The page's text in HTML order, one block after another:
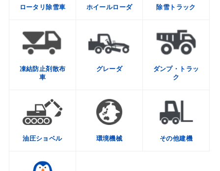
ロータリ除雪車 ホイールローダ 除雪トラック
凍結防止剤散布
車
グレーダ
ダンプ・トラッ
ク
油圧ショベル 環境機械 その他建機